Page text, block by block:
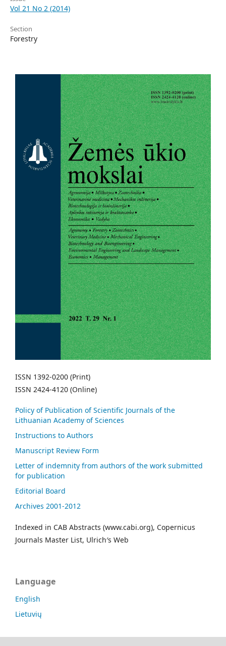
Vol 21 No 2 (2014)
Section
Forestry
ISSN 1392-0200 (Print)
ISSN 2424-4120 (Online)
Policy of Publication of Scientific Journals of the
Lithuanian Academy of Sciences
Instructions to Authors
Manuscript Review Form
Letter of indemnity from authors of the work submitted
for publication
Editorial Board
Archives 2001-2012
Indexed in CAB Abstracts (www.cabi.org), Copernicus
Journals Master List, Ulrich′s Web
Language
English
Lietuvių